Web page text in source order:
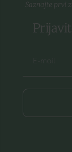
Saznajte prvi